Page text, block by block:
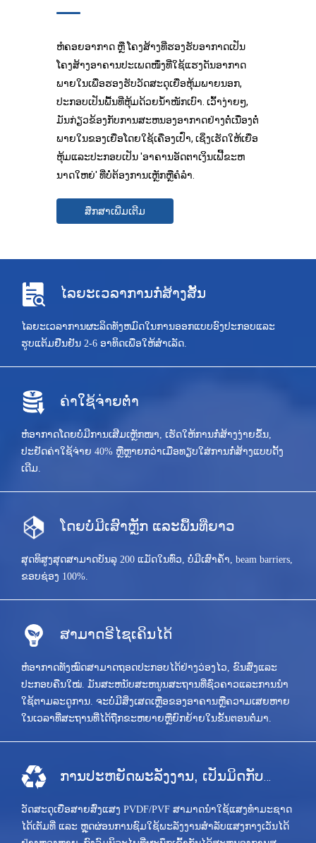
ຫໍຄອຍອາກາດ ຫຼື ໂຄງສ້າງທີ່ຮອງຮັບອາກາດເປັນ
ໂຄງສ້າງອາຄານປະເພດໜຶ່ງທີ່ໃຊ້ແຮງດັນອາກາດ
ພາຍໃນເພື່ອຮອງຮັບວັດສະດຸເຍື່ອຫຸ້ມພາຍນອກ,
ປະກອບເປັນພື້ນທີ່ຫຸ້ມດ້ວຍນ້ຳໜັກເບົາ. ເວົ້າງ່າຍໆ,
ມັນກ່ຽວຂ້ອງກັບການສະຫນອງອາກາດຢ່າງຕໍ່ເນື່ອງຕໍ່
ພາຍໃນຂອງເຍື່ອໂດຍໃຊ້ເຄື່ອງເປົ່າ, ເຊິ່ງເຮັດໃຫ້ເຍື່ອ
ຫຸ້ມແລະປະກອບເປັນ 'ອາຄານອັດຕາເງິນເຟີ້ຂະຫ
ນາດໃຫຍ່' ທີ່ບໍ່ຕ້ອງການເຫຼັກຫຼືຄໍລໍາ.
ສຶກສາເພີ່ມເຕີມ
ໄລຍະເວລາການກໍ່ສ້າງສັ້ນ
ໄລຍະເວລາການຜະລິດທັງຫມົດໃນການອອກແບບອົງປະກອບແລະ
ຮູບແຕ້ມຢືນຢັນ 2-6 ອາທິດເພື່ອໃຫ້ສໍາເລັດ.
ຄ່າໃຊ້ຈ່າຍຕ່ໍາ
ຫໍ​ອາກາດ​ໂດຍ​ບໍ່​ມີ​ການ​ເສີມ​ເຫຼັກ​ໜາ, ​ເຮັດ​ໃຫ້​ການ​ກໍ່ສ້າງ​ງ່າຍ​ຂຶ້ນ,
ປະຢັດ​ຄ່າ​ໃຊ້​ຈ່າຍ 40% ຫຼື​ຫຼາຍ​ກວ່າ​ເມື່ອ​ທຽບ​ໃສ່​ການ​ກໍ່ສ້າງ​ແບບ​ດັ້ງ​
ເດີມ.
ໂດຍບໍ່ມີເສົາຫຼັກ ແລະພື້ນທີ່ຍາວ
ສຸດທິສູງສຸດສາມາດບັນລຸ 200 ແມັດໃນທົ່ວ, ບໍ່ມີເສົາຄ້ໍາ, beam barriers,
ຂອບຊ່ອງ 100%.
ສາມາດຣີໄຊເຄິນໄດ້
ຫໍ​ອາກາດ​ທັງ​ໝົດ​ສາມາດ​ຖອດ​ປະກອບ​ໄດ້​ຢ່າງ​ວ່ອງ​ໄວ, ຂົນ​ສົ່ງ​ແລະ​
ປະກອບ​ຄືນ​ໃໝ່. ມັນສະຫນັບສະຫນູນສະຖານທີ່ຊົ່ວຄາວແລະການນໍາ
ໃຊ້ຕາມລະດູການ. ຈະບໍ່ມີສິ່ງເສດເຫຼືອຂອງອາຄານຫຼືຄວາມເສຍຫາຍ
ໃນເວລາທີ່ສະຖານທີ່ໄດ້ຖືກຂະຫຍາຍຫຼືຍົກຍ້າຍໃນຂັ້ນຕອນຕໍ່ມາ.
ການປະຫຍັດພະລັງງານ, ເປັນມິດກັບ
ວັດສະດຸເຍື່ອສາຍສົ່ງແສງ PVDF/PVF ສາມາດນຳໃຊ້ແສງທຳມະຊາດ
ໄດ້ເຕັມທີ່ ແລະ ຫຼຸດຜ່ອນການຊົມໃຊ້ພະລັງງານສຳລັບແສງກາງເວັນໄດ້